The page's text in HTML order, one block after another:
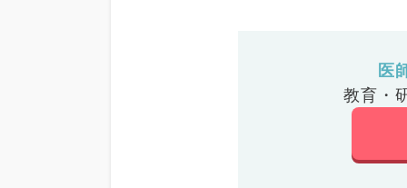
医
教育・